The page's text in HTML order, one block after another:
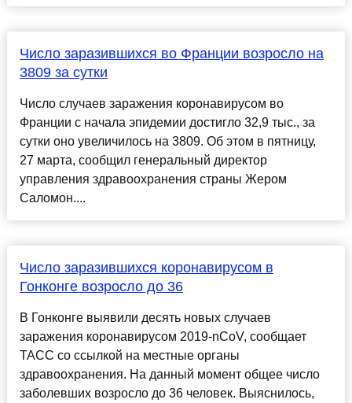
Число заразившихся во Франции возросло на
3809 за сутки
Число случаев заражения коронавирусом во
Франции с начала эпидемии достигло 32,9 тыс., за
сутки оно увеличилось на 3809. Об этом в пятницу,
27 марта, сообщил генеральный директор
управления здравоохранения страны Жером
Саломон....
Число заразившихся коронавирусом в
Гонконге возросло до 36
В Гонконге выявили десять новых случаев
заражения коронавирусом 2019-nCoV, сообщает
ТАСС со ссылкой на местные органы
здравоохранения. На данный момент общее число
заболевших возросло до 36 человек. Выяснилось,